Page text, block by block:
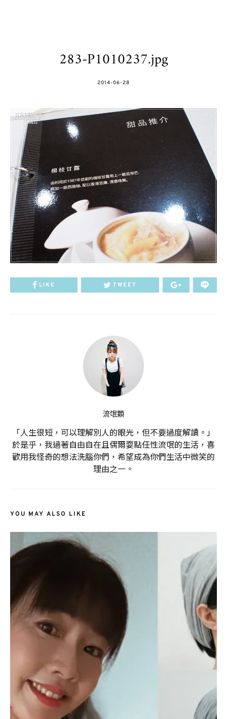
283-P1010237.jpg
POSTED
2014-06-28
LIKE TWEET
流氓顆
「人生很短，可以理解別人的眼光，但不要過度解讀。」
於是乎，我過著自由自在且偶爾耍點任性流氓的生活，喜
歡用我怪奇的想法洗腦你們，希望成為你們生活中微笑的
理由之一。
YOU MAY ALSO LIKE